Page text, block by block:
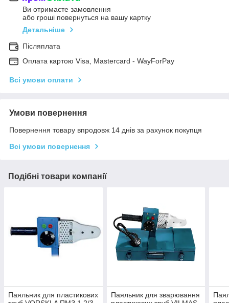
Ви отримаєте замовлення
або гроші повернуться на вашу картку
Детальніше
Післяплата
Оплата картою Visa, Mastercard - WayForPay
Всі умови оплати
Умови повернення
Повернення товару впродовж 14 днів за рахунок покупця
Всі умови повернення
Подібні товари компанії
Паяльник для пластикових
Паяльник для зварювання